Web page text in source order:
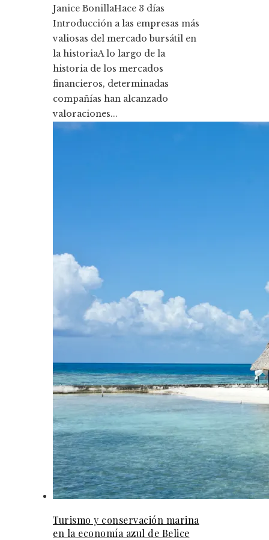
Janice BonillaHace 3 días
Introducción a las empresas más
valiosas del mercado bursátil en
la historiaA lo largo de la
historia de los mercados
financieros, determinadas
compañías han alcanzado
valoraciones...
Turismo y conservación marina
en la economía azul de Belice